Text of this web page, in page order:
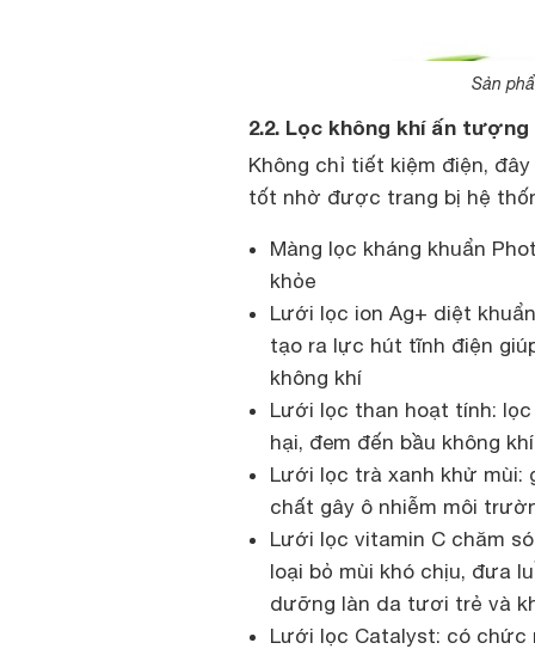
Sản
2.2. Lọc không khí ấn
Không chỉ tiết kiệm điện,
tốt nhờ được trang bị hệ
Màng lọc kháng khuẩn
khỏe
Lưới lọc ion Ag+ diệt
tạo ra lực hút tĩnh điện
không khí
Lưới lọc than hoạt tính:
hại, đem đến bầu không
Lưới lọc trà xanh khử mùi:
chất gây ô nhiễm môi
Lưới lọc vitamin C chăm
loại bỏ mùi khó chịu, đưa
dưỡng làn da tươi trẻ và
Lưới lọc Catalyst: có chức